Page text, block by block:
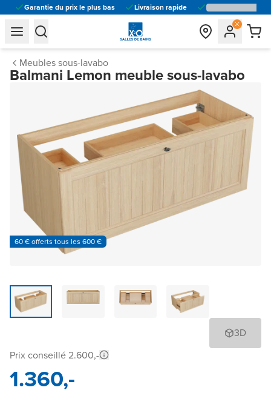
Garantie du prix le plus bas Livraison rapide
general.navigation.toggle_menu.label
general.navigation.toggle_menu.label
Meubles sous-lavabo
Balmani Lemon meuble sous-lavabo
60 € offerts tous les 600 €
3D
Prix conseillé 2.600,-
1.360,-